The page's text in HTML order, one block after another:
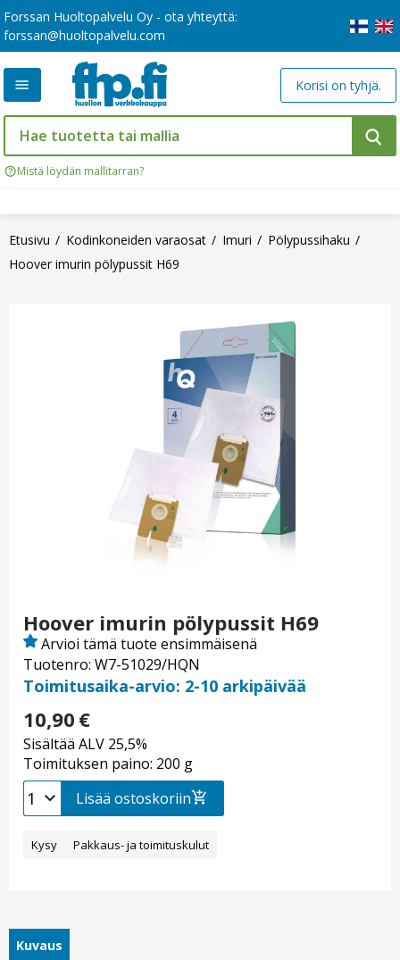
Forssan Huoltopalvelu Oy - ota yhteyttä:
forssan@huoltopalvelu.com
Mistä löydän mallitarran?
Korisi on tyhjä.
Etusivu Kodinkoneiden varaosat Imuri
Pölypussihaku
Hoover imurin pölypussit H69
Hoover imurin pölypussit H69
Tuotenro: W7-51029/HQN
Arvioi tämä tuote ensimmäisenä
Toimitusaika-arvio: 2-10 arkipäivää
10,90 €
Sisältää ALV 25,5%
Toimituksen paino: 200 g
Lisää ostoskoriin
Kysy Pakkaus- ja toimituskulut
Kuvaus